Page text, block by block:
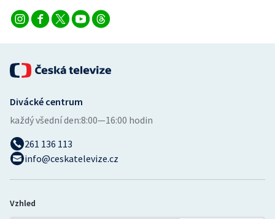
Divácké centrum
každý všední den:8:00—16:00 hodin
261 136 113
info@ceskatelevize.cz
Vzhled